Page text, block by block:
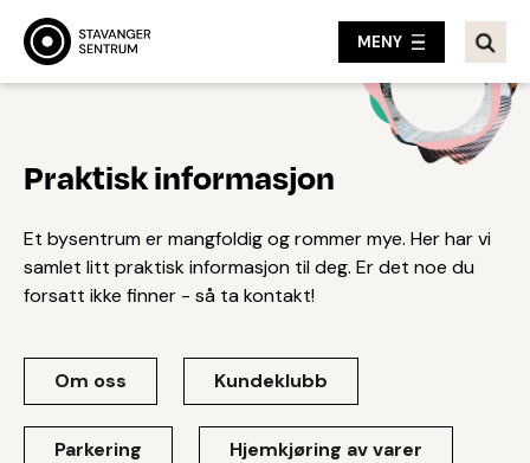
MENY
Praktisk informasjon
Et bysentrum er mangfoldig og rommer mye. Her har vi
samlet litt praktisk informasjon til deg. Er det noe du
forsatt ikke finner - så ta kontakt!
Om oss Kundeklubb
Parkering Hjemkjøring av varer